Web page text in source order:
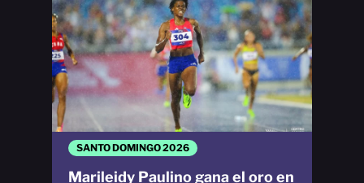
SANTO DOMINGO 2026
Marileidy Paulino gana el oro en